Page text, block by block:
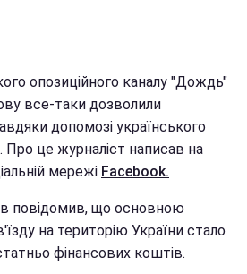
опозиційного каналу "Дождь"
все-таки дозволили
допомозі українського
Про це журналіст написав на
мережі Facebook.
повідомив, що основною
на територію України стало
фінансових коштів.